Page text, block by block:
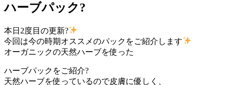
ハーブパック?
本日2度目の更新?
今回は今の時期オススメのパックをご紹介します
オーガニックの天然ハーブを使った
ハーブパックをご紹介?
天然ハーブを使っているので皮膚に優しく、